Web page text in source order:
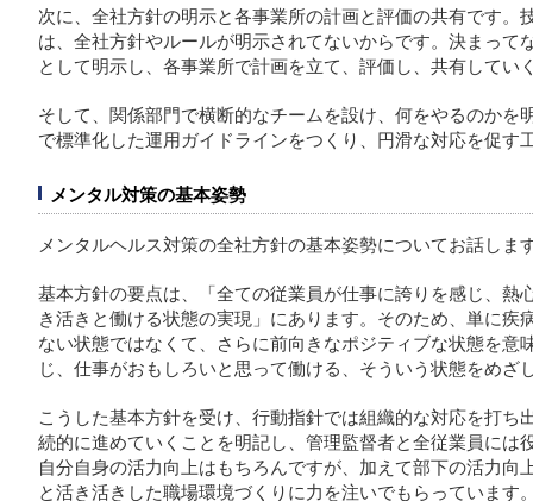
次に、全社方針の明示と各事業所の計画と評価の共有です。
は、全社方針やルールが明示されてないからです。決まって
として明示し、各事業所で計画を立て、評価し、共有してい
そして、関係部門で横断的なチームを設け、何をやるのかを
で標準化した運用ガイドラインをつくり、円滑な対応を促す
メンタル対策の基本姿勢
メンタルヘルス対策の全社方針の基本姿勢についてお話しま
基本方針の要点は、「全ての従業員が仕事に誇りを感じ、熱
き活きと働ける状態の実現」にあります。そのため、単に疾
ない状態ではなくて、さらに前向きなポジティブな状態を意
じ、仕事がおもしろいと思って働ける、そういう状態をめざ
こうした基本方針を受け、行動指針では組織的な対応を打ち
続的に進めていくことを明記し、管理監督者と全従業員には
自分自身の活力向上はもちろんですが、加えて部下の活力向
と活き活きした職場環境づくりに力を注いでもらっています